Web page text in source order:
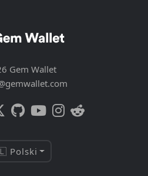
Gem Wallet
Polski